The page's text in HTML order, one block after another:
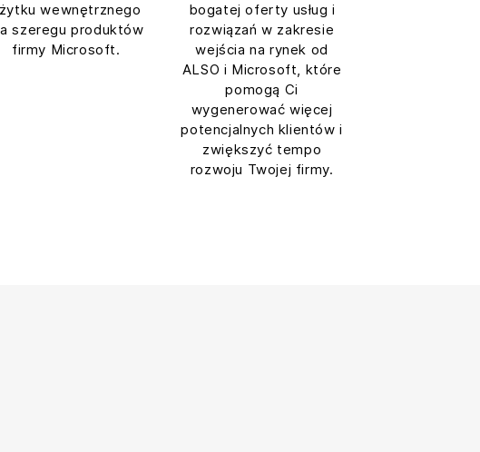
wewnętrznego
szeregu produktów
firmy Microsoft.
bogatej oferty usług i
rozwiązań w zakresie
wejścia na rynek od
ALSO i Microsoft, które
pomogą Ci
wygenerować więcej
potencjalnych klientów i
zwiększyć tempo
rozwoju Twojej firmy.